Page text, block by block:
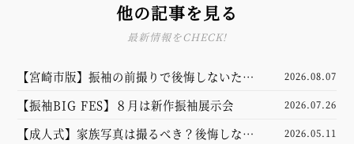
他の記事を見る
最新情報をCHECK!
【宮崎市版】振袖の前撮りで後悔しないため
に！準備・家族写真・スタジオ選びのポイン
トを解説【成人式】
2026.08.07
【振袖BIG FES】８月は新作振袖展示会 2026.07.26
【成人式】家族写真は撮るべき？後悔しない
2026.05.11